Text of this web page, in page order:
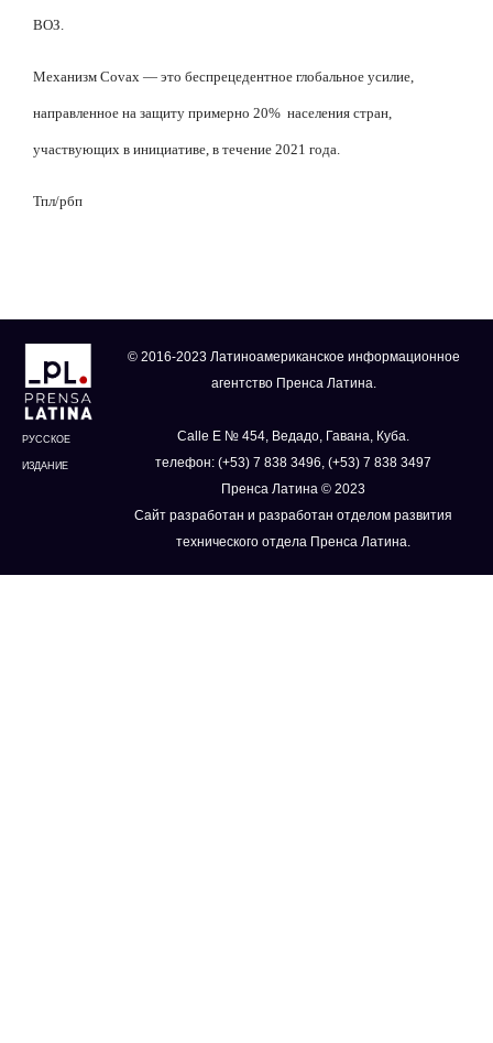
ВОЗ.
Механизм Covax — это беспрецедентное глобальное усилие,
направленное на защиту примерно 20% населения стран,
участвующих в инициативе, в течение 2021 года.
Тпл/рбп
РУССКОЕ
ИЗДАНИЕ
© 2016-2023 Латиноамериканское информационное
агентство Пренса Латина.
Calle E № 454, Ведадо, Гавана, Куба.
телефон: (+53) 7 838 3496, (+53) 7 838 3497
Пренса Латина © 2023
Сайт разработан и разработан отделом развития
технического отдела Пренса Латина.